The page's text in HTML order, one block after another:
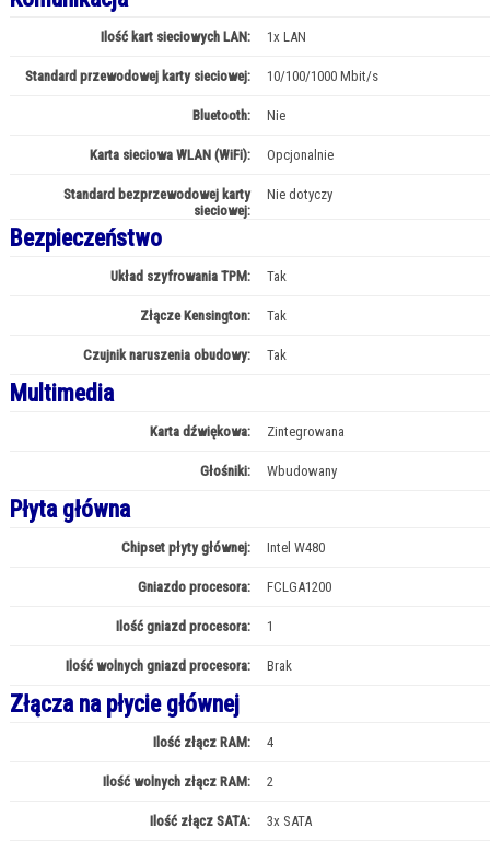
Ilość kart sieciowych LAN: 1x LAN
Standard przewodowej karty sieciowej: 10/100/1000 Mbit/s
Bluetooth: Nie
Karta sieciowa WLAN (WiFi): Opcjonalnie
Standard bezprzewodowej karty
sieciowej:
Nie dotyczy
Bezpieczeństwo
Układ szyfrowania TPM: Tak
Złącze Kensington: Tak
Czujnik naruszenia obudowy: Tak
Multimedia
Karta dźwiękowa: Zintegrowana
Głośniki: Wbudowany
Płyta główna
Chipset płyty głównej: Intel W480
Gniazdo procesora: FCLGA1200
Ilość gniazd procesora: 1
Ilość wolnych gniazd procesora: Brak
Złącza na płycie głównej
Ilość złącz RAM: 4
Ilość wolnych złącz RAM: 2
Ilość złącz SATA: 3x SATA